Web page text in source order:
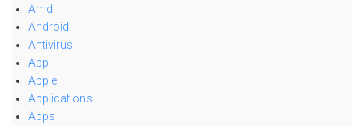
Amd
Android
Antivirus
App
Apple
Applications
Apps